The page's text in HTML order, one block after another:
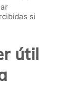
si
útil